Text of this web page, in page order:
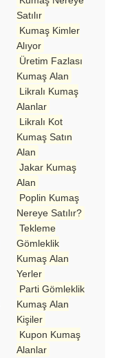
Satılır
Kumaş Kimler
Alıyor
Üretim Fazlası
Kumaş Alan
Likralı Kumaş
Alanlar
Likralı Kot
Kumaş Satın
Alan
Jakar Kumaş
Alan
Poplin Kumaş
Nereye Satılır?
Tekleme
Gömleklik
Kumaş Alan
Yerler
Parti Gömleklik
Kumaş Alan
Kişiler
Kupon Kumaş
Alanlar